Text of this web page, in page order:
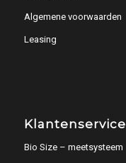
Algemene voorwaarden
Leasing
Klantenservice
Bio Size – meetsysteem